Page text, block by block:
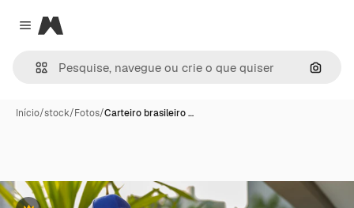
Close menu
Magnific
Início/stock/Fotos/Carteiro brasileiro …